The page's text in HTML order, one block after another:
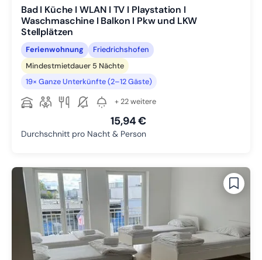
Bad I Küche I WLAN I TV I Playstation I
Waschmaschine I Balkon I Pkw und LKW
Stellplätzen
Ferienwohnung
Friedrichshofen
Mindestmietdauer 5 Nächte
19× Ganze Unterkünfte (2–12 Gäste)
+ 22 weitere
15,94 €
Durchschnitt pro Nacht & Person